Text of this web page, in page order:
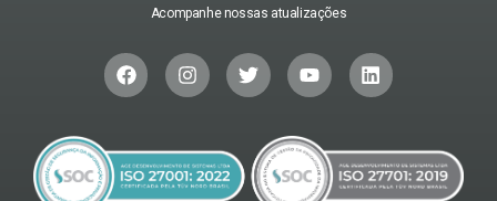
Acompanhe nossas atualizações